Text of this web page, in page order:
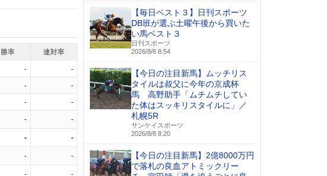
勝率 連対率
-
-
-
-
-
-
- -
- -
- -
- -
【毎日ベスト３】日刊スポーツ
DB班が選ぶ土曜午後から買いた
い馬ベスト３
日刊スポーツ
2026/8/8 8:54
【今日の注目新馬】ムッチリス
タイルは叔父に今年の京成杯
馬 高野助手「ムチムチしてい
た体はスッキリスタイルに」／
札幌5R
サンケイスポーツ
2026/8/8 8:20
【今日の注目新馬】2億8000万円
で落札の良血アトミックリー